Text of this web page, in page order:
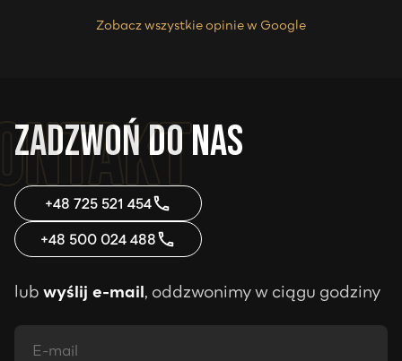
Zobacz wszystkie opinie w Google
Zadzwoń do nas
+48 725 521 454
+48 500 024 488
lub wyślij e-mail, oddzwonimy w ciągu godziny